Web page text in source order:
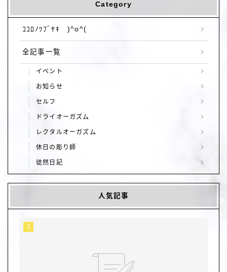
Category
ｺｺﾛﾉﾂﾌﾞﾔｷ )^o^(
全記事一覧
イベント
お知らせ
セルフ
ドライオーガズム
レクタルオーガズム
休日の彫り師
徒然日記
人気記事